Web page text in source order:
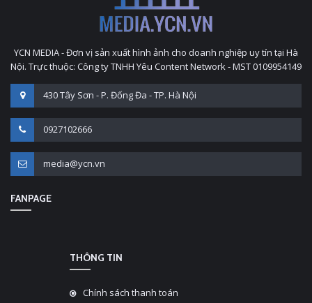
YCN MEDIA - Đơn vị sản xuất hình ảnh cho doanh nghiệp uy tín tại Hà
Nội. Trực thuộc: Công ty TNHH Yêu Content Network - MST 0109954149
430 Tây Sơn - P. Đống Đa - TP. Hà Nội
0927102666
media@ycn.vn
FANPAGE
THÔNG TIN
Chính sách thanh toán